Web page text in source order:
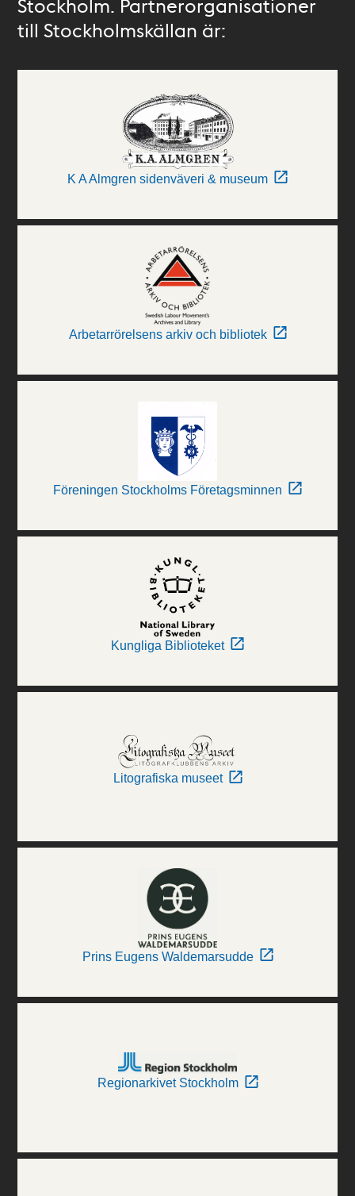
Stockholm. Partnerorganisationer
till Stockholmskällan är:
K A Almgren sidenväveri & museum
Arbetarrörelsens arkiv och bibliotek
Föreningen Stockholms Företagsminnen
Kungliga Biblioteket
Litografiska museet
Prins Eugens Waldemarsudde
Regionarkivet Stockholm